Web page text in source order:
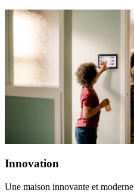
Innovation
Une maison innovante et moderne